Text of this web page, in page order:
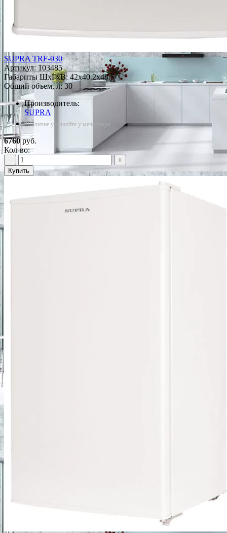
SUPRA TRF-030
Артикул: 103485
Габариты ШxГxВ: 42x40.2x48.5
Общий объем, л: 30
Производитель:
SUPRA
*Наличие уточняйте у менеджера
6760руб.
Кол-во:
−
+
Купить